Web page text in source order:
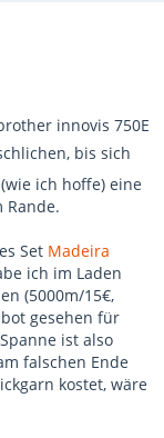
innovis 750E
bis sich
ich hoffe) eine
Rande.
Set Madeira
ich im Laden
(5000m/15€,
gesehen für
ist also
falschen Ende
kostet, wäre